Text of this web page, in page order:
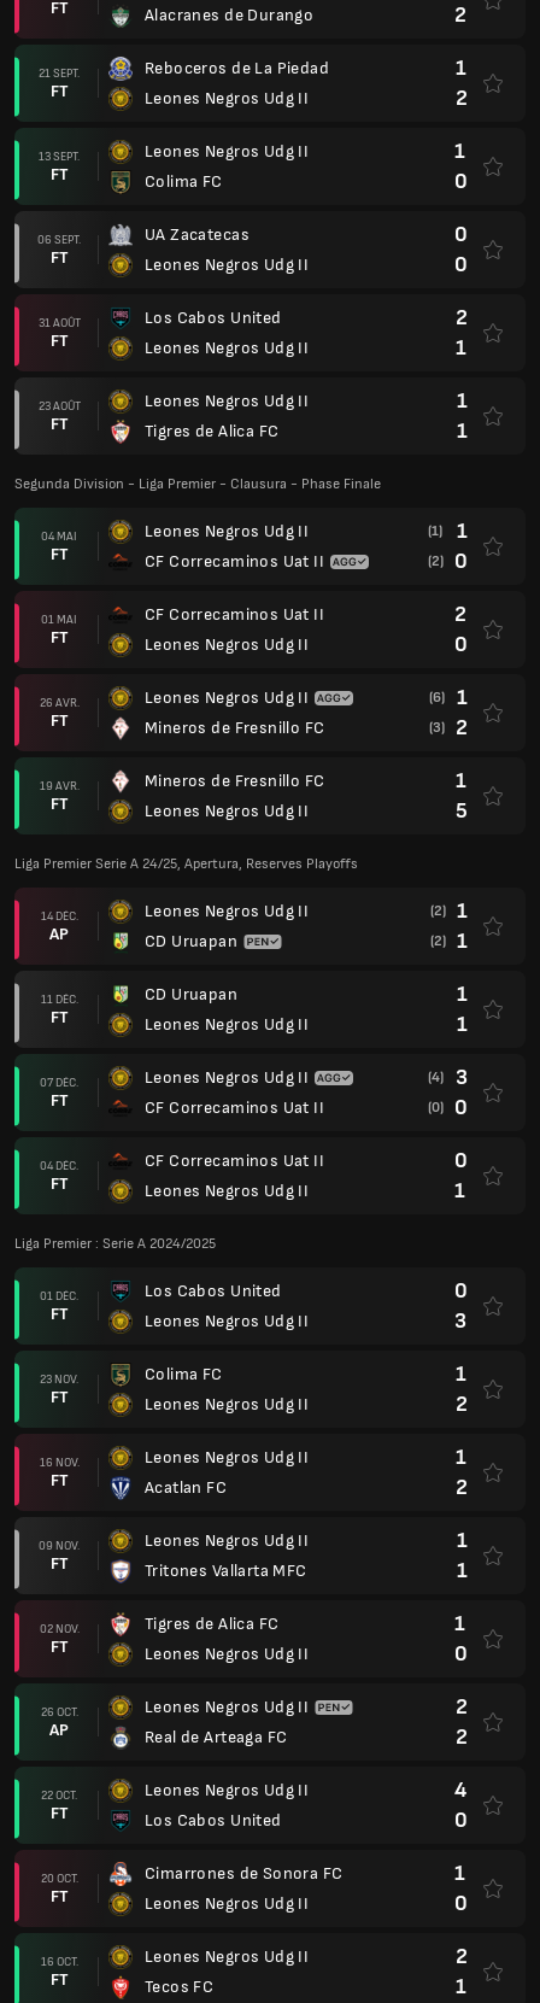
FT
Alacranes de Durango
2
21 SEPT.
FT
Reboceros de La Piedad
Leones Negros Udg II
1
2
13 SEPT.
FT
Leones Negros Udg II
Colima FC
1
0
06 SEPT.
FT
UA Zacatecas
Leones Negros Udg II
0
0
31 AOÛT
FT
Los Cabos United
Leones Negros Udg II
2
1
23 AOÛT
FT
Leones Negros Udg II
Tigres de Alica FC
1
1
Segunda Division - Liga Premier - Clausura - Phase Finale
04 MAI
FT
Leones Negros Udg II
CF Correcaminos Uat II
(1) 1
(2) 0
01 MAI
FT
CF Correcaminos Uat II
Leones Negros Udg II
2
0
26 AVR.
FT
Leones Negros Udg II
Mineros de Fresnillo FC
(6) 1
(3) 2
19 AVR.
FT
Mineros de Fresnillo FC
Leones Negros Udg II
1
5
Liga Premier Serie A 24/25, Apertura, Reserves Playoffs
14 DÉC.
AP
Leones Negros Udg II
CD Uruapan
(2) 1
(2) 1
11 DÉC.
FT
CD Uruapan
Leones Negros Udg II
1
1
07 DÉC.
FT
Leones Negros Udg II
CF Correcaminos Uat II
(4) 3
(0) 0
04 DÉC.
FT
CF Correcaminos Uat II
Leones Negros Udg II
0
1
Liga Premier : Serie A 2024/2025
01 DÉC.
FT
Los Cabos United
Leones Negros Udg II
0
3
23 NOV.
FT
Colima FC
Leones Negros Udg II
1
2
16 NOV.
FT
Leones Negros Udg II
Acatlan FC
1
2
09 NOV.
FT
Leones Negros Udg II
Tritones Vallarta MFC
1
1
02 NOV.
FT
Tigres de Alica FC
Leones Negros Udg II
1
0
26 OCT.
AP
Leones Negros Udg II
Real de Arteaga FC
2
2
22 OCT.
FT
Leones Negros Udg II
Los Cabos United
4
0
20 OCT.
FT
Cimarrones de Sonora FC
Leones Negros Udg II
1
0
16 OCT.
FT
Leones Negros Udg II
Tecos FC
2
1